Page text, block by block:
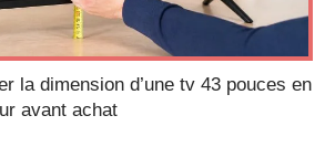
la dimension d’une tv 43 pouces en
avant achat